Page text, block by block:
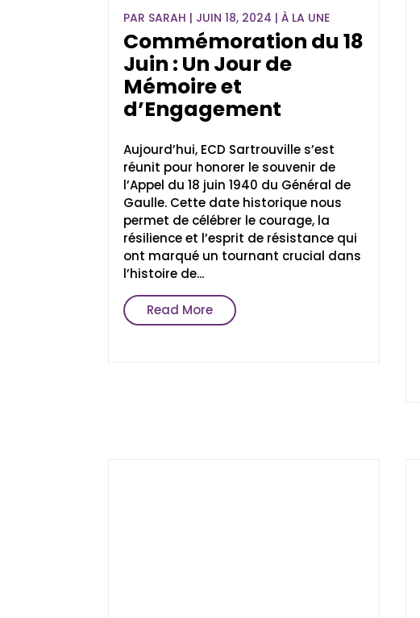
PAR SARAH | JUIN 18, 2024 |À LA UNE
Commémoration du 18
Juin : Un Jour de
Mémoire et
d’Engagement
Aujourd’hui, ECD Sartrouville s’est
réunit pour honorer le souvenir de
l’Appel du 18 juin 1940 du Général de
Gaulle. Cette date historique nous
permet de célébrer le courage, la
résilience et l’esprit de résistance qui
ont marqué un tournant crucial dans
l’histoire de...
Read More